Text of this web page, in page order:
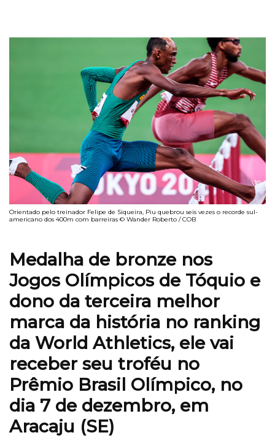
Orientado pelo treinador Felipe de Siqueira, Piu quebrou seis vezes o recorde sul-
americano dos 400m com barreiras © Wander Roberto / COB
Medalha de bronze nos
Jogos Olímpicos de Tóquio e
dono da terceira melhor
marca da história no ranking
da World Athletics, ele vai
receber seu troféu no
Prêmio Brasil Olímpico, no
dia 7 de dezembro, em
Aracaju (SE)